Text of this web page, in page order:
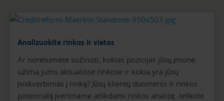
Analizuokite rinkas ir vietas
Ar norėtumėte sužinoti, kokias pozicijas jūsų įmonė
užima jums aktualiose rinkose ir kokia yra jūsų
įsiskverbimas į rinką? Jūsų klientų duomenis ir rinkos
potencialą įvertiname atlikdami rinkos analizę. Ieškote